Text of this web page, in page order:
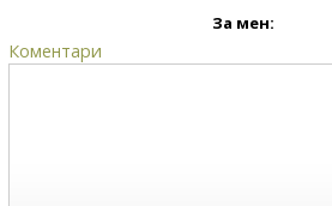
За мен:
Коментари